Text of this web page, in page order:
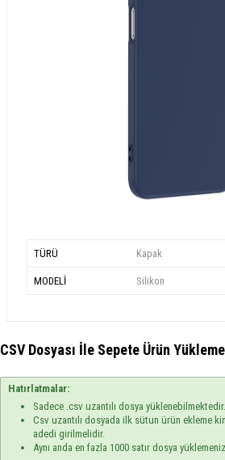
TÜRÜ Kapak
MODELİ Silikon
CSV Dosyası İle Sepete Ürün Yükleme
Hatırlatmalar:
Sadece .csv uzantılı dosya yüklenebilmektedir.
Csv uzantılı dosyada ilk sütun ürün ekleme
adedi girilmelidir.
Aynı anda en fazla 1000 satır dosya